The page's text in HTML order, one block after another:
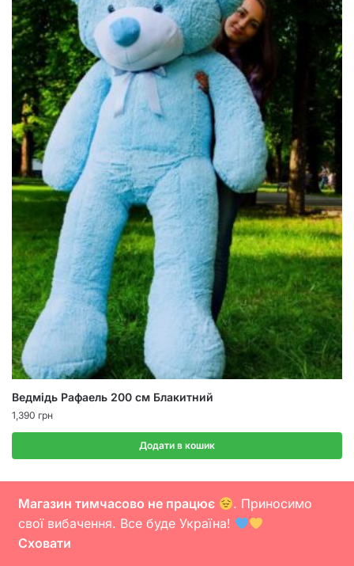
Магазин тимчасово не працює
. Приносимо
свої вибачення. Все буде Україна!
Сховати
Ведмідь Рафаель 200 см Блакитний
1,390 грн
Додати в кошик